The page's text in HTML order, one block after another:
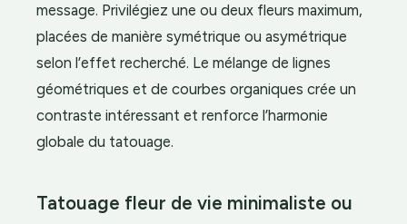
message. Privilégiez une ou deux fleurs maximum,
placées de manière symétrique ou asymétrique
selon l’effet recherché. Le mélange de lignes
géométriques et de courbes organiques crée un
contraste intéressant et renforce l’harmonie
globale du tatouage.
Tatouage fleur de vie minimaliste ou